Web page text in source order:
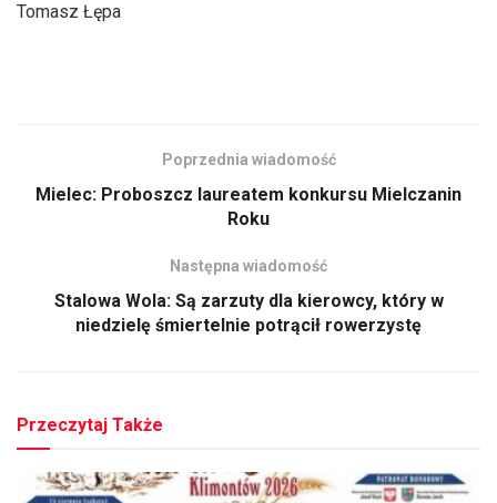
Tomasz Łępa
Poprzednia wiadomość
Mielec: Proboszcz laureatem konkursu Mielczanin
Roku
Następna wiadomość
Stalowa Wola: Są zarzuty dla kierowcy, który w
niedzielę śmiertelnie potrącił rowerzystę
Przeczytaj Także